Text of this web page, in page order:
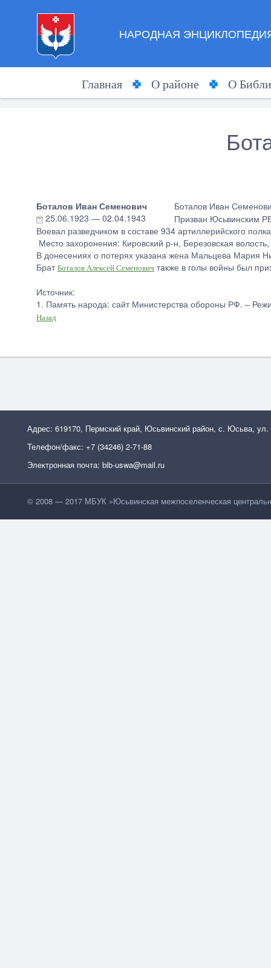
НАРОДНАЯ
Главная О районе О
Боталов Иван Семенович
25.06.1923 — 02.04.1943
Боталов Иван
Призван Юсьвинским
Воевал разведчиком в составе 934 артиллерийского
Место захоронения: Кировский р-н, Березовская
В донесениях о потерях указана жена Мальцева Мария
Брат Боталов Алексей Семенович также в голы войны был
Источник:
1. Память народа: сайт Министерства обороны РФ. –
Назад
Адрес: 619170, Пермский край, Юсьвинский район, с. Юсьва, ул.
Телефон/факс: +7 (34246) 2-71-88
Электронная почта: bib-uswa@mail.ru
© 2008 — 2017 МБУК »Юсьвинская межпоселенческая